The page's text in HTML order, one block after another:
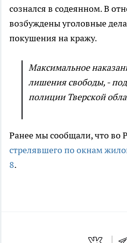
сознался в содеянном. В
возбуждены уголовные
покушения на кражу.
Максимальное
лишения свободы, -
полиции Тверской
Ранее мы сообщали, что во
стрелявшего по окнам
8.